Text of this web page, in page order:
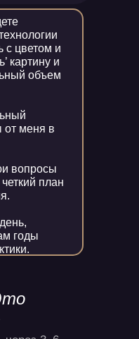
с цветом и
картину и
объем
от меня в
вопросы
план
годы